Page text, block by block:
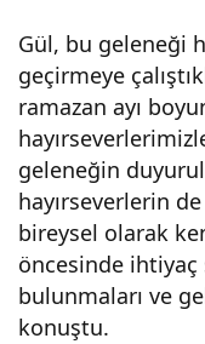
Gül, bu geleneği
geçirmeye
ramazan ayı
geleneğin
hayırseverlerin
bireysel olarak
öncesinde ihtiyaç
bulunmaları ve
konuştu.
Daki
ka
Hab
erler